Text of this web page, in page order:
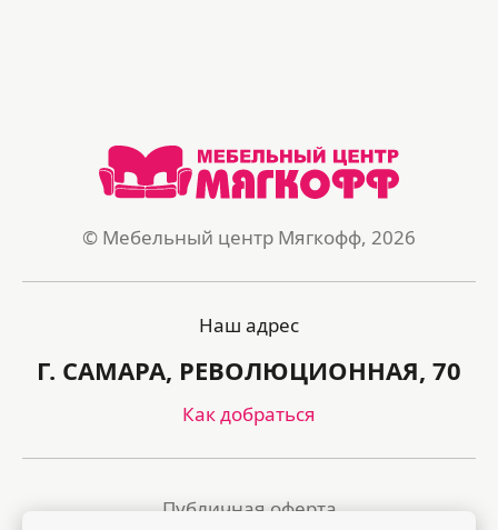
© Мебельный центр Мягкофф, 2026
Наш адрес
Г. САМАРА, РЕВОЛЮЦИОННАЯ, 70
Как добраться
Публичная оферта